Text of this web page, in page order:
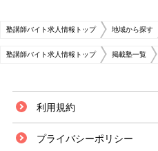
塾講師バイト求人情報トップ 地域から探す
塾講師バイト求人情報トップ 掲載塾一覧
利用規約
プライバシーポリシー